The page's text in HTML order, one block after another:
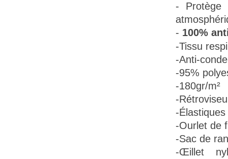
-
- 100%
-Tissu
-Anti-
-95%
-180gr/m²
-
-
-Ourlet de
-Sac de
-Œillet